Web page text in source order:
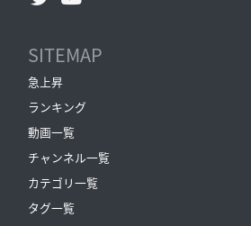
SITEMAP
急上昇
ランキング
動画一覧
チャンネル一覧
カテゴリ一覧
タグ一覧